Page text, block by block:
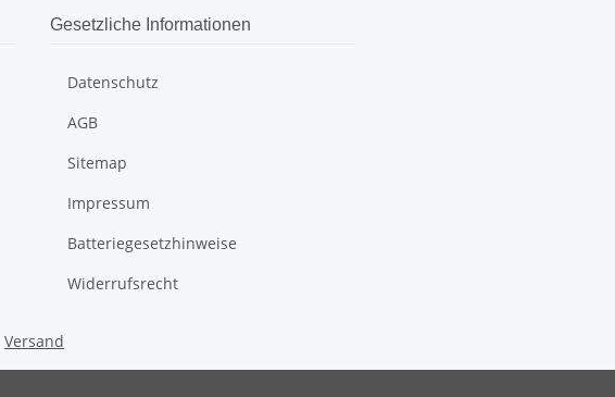
Gesetzliche Informationen
Datenschutz
AGB
Sitemap
Impressum
Batteriegesetzhinweise
Widerrufsrecht
Versand